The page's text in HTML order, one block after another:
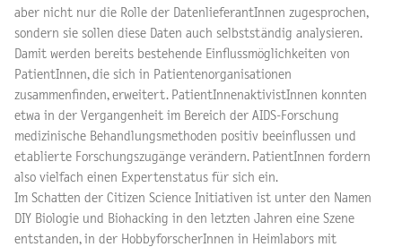
aber nicht nur die Rolle der DatenlieferantInnen zugesprochen,
sondern sie sollen diese Daten auch selbstständig analysieren.
Damit werden bereits bestehende Einflussmöglichkeiten von
PatientInnen, die sich in Patientenorganisationen
zusammenfinden, erweitert. PatientInnenaktivistInnen konnten
etwa in der Vergangenheit im Bereich der AIDS-Forschung
medizinische Behandlungsmethoden positiv beeinflussen und
etablierte Forschungszugänge verändern. PatientInnen fordern
also vielfach einen Expertenstatus für sich ein.
Im Schatten der Citizen Science Initiativen ist unter den Namen
DIY Biologie und Biohacking in den letzten Jahren eine Szene
entstanden, in der HobbyforscherInnen in Heimlabors mit